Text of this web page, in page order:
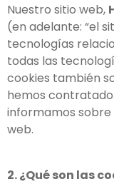
Nuestro sitio web,
(en adelante: “el
tecnologías
todas las
cookies también
hemos
informamos sobre
web.
2. ¿Qué son las